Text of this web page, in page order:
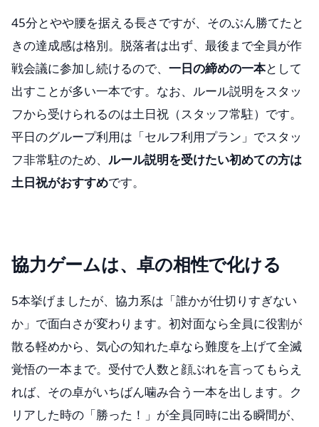
45分とやや腰を据える長さですが、そのぶん勝てたと
きの達成感は格別。脱落者は出ず、最後まで全員が作
戦会議に参加し続けるので、 一日の締めの一本として
出すことが多い一本です。なお、ルール説明をスタッ
フから受けられるのは土日祝（スタッフ常駐）です。
平日のグループ利用は「セルフ利用プラン」でスタッ
フ非常駐のため、 ルール説明を受けたい初めての方は
土日祝がおすすめです。
協力ゲームは、卓の相性で化ける
5本挙げましたが、協力系は「誰かが仕切りすぎない
か」で面白さが変わります。初対面なら全員に役割が
散る軽めから、気心の知れた卓なら難度を上げて全滅
覚悟の一本まで。受付で人数と顔ぶれを言ってもらえ
れば、その卓がいちばん噛み合う一本を出します。ク
リアした時の「勝った！」が全員同時に出る瞬間が、